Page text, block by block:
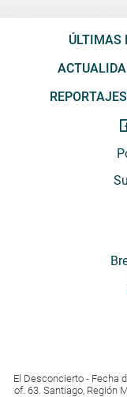
ÚLTIMAS
REPORTAJES
El Desconcierto - Fecha
of. 63. Santiago, Región